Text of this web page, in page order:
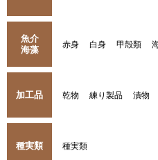
魚介
海藻
赤身 白身 甲殻類
加工品 乾物 練り製品 漬物
種実類 種実類